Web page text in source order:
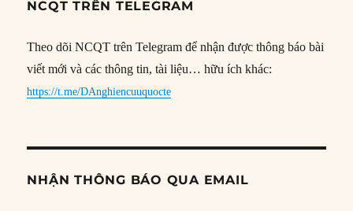
NCQT TRÊN TELEGRAM
Theo dõi NCQT trên Telegram để nhận được thông báo bài
viết mới và các thông tin, tài liệu… hữu ích khác:
https://t.me/DAnghiencuuquocte
NHẬN THÔNG BÁO QUA EMAIL